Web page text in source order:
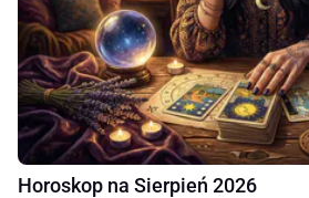
Horoskop na Sierpień 2026